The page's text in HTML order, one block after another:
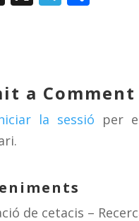
d
s
a
m
ar
te
ix
a Comment
la sessió per
de cetacis –